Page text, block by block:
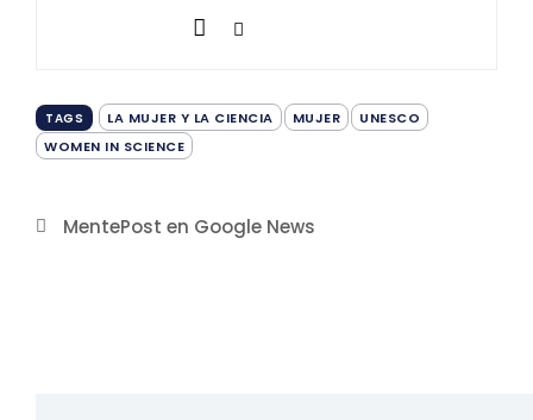
TAGS LA MUJER Y LA CIENCIA MUJER
UNESCO
WOMEN IN SCIENCE
MentePost en Google News